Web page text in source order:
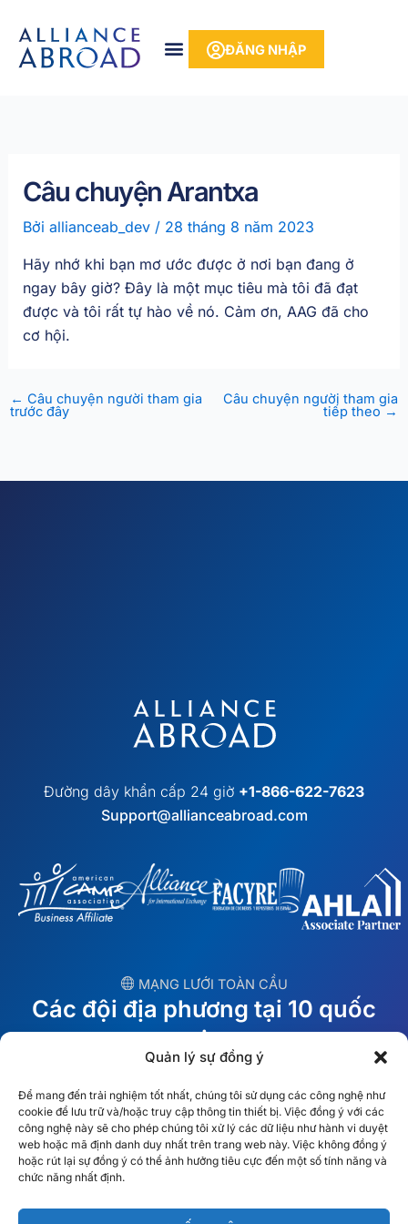
Quản lý sự đồng ý
Để mang đến trải nghiệm tốt nhất, chúng tôi sử dụng các công nghệ như
cookie để lưu trữ và/hoặc truy cập thông tin thiết bị. Việc đồng ý với các
công nghệ này sẽ cho phép chúng tôi xử lý các dữ liệu như hành vi duyệt
web hoặc mã định danh duy nhất trên trang web này. Việc không đồng ý
hoặc rút lại sự đồng ý có thể ảnh hưởng tiêu cực đến một số tính năng và
chức năng nhất định.
nội
dung
qua
ĐĂNG NHẬP
Câu chuyện Arantxa
Bởi allianceab_dev/ 28 tháng 8 năm 2023
Hãy nhớ khi bạn mơ ước được ở nơi bạn đang ở
ngay bây giờ? Đây là một mục tiêu mà tôi đã đạt
được và tôi rất tự hào về nó. Cảm ơn, AAG đã cho
cơ hội.
← Câu chuyện người tham gia
trước đây
Câu chuyện người tham gia
tiếp theo→
Đường dây khẩn cấp 24 giờ +1-866-622-7623
Support@allianceabroad.com
︎ MẠNG LƯỚI TOÀN CẦU
Các đội địa phương tại 10 quốc
gia
MỸ
Dubai
México
España
Ireland
Ba Lan
Úc
S. Châu Phi